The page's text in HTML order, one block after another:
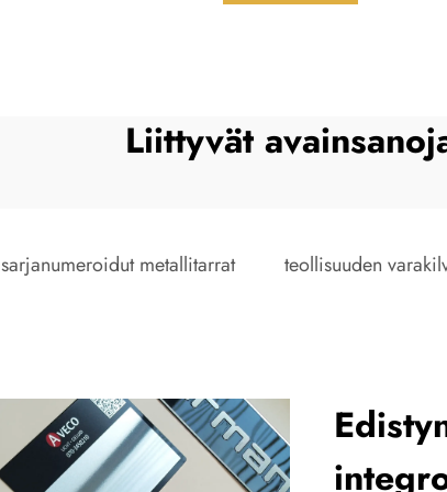
Liittyvät
sarjanumeroidut metallitarrat teollisuuden